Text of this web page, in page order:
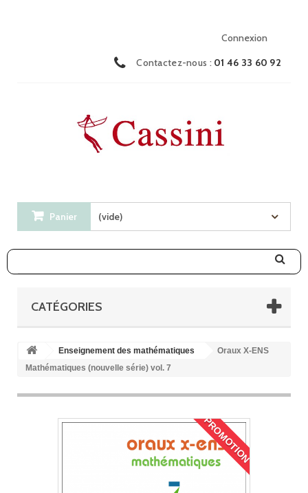
Connexion
Contactez-nous : 01 46 33 60 92
Panier (vide)
CATÉGORIES
Enseignement des mathématiques
Oraux X-ENS
Mathématiques (nouvelle série) vol. 7
PROMOTION